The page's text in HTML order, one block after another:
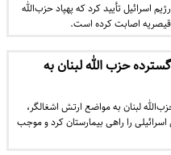
اسرائیل تأیید کرد که پهپاد حزب‌الله
قیصریه اصابت کرده است.
حزب الله لبنان به
لبنان به مواضع ارتش اشغالگر،
نظامی اسرائیلی را راهی بیمارستان کرد و موجب